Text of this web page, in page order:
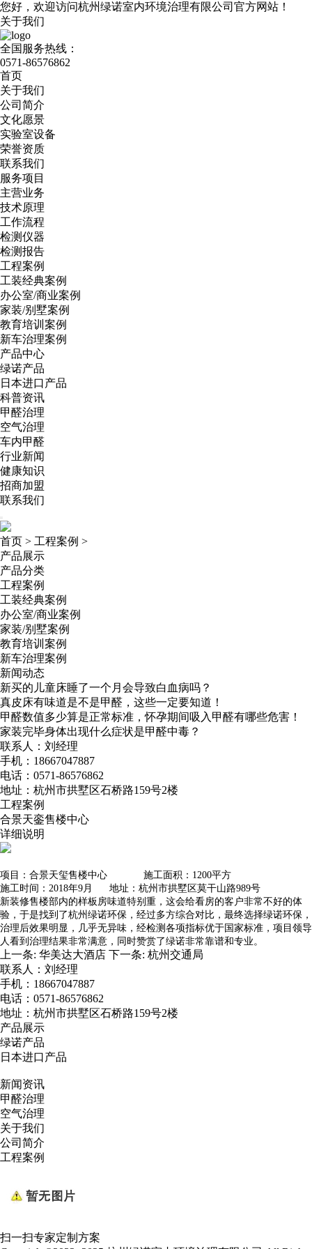
您好，欢迎访问杭州绿诺室内环境治理有限公司官方网站！
关于我们
全国服务热线：
0571-86576862
首页
关于我们
公司简介
文化愿景
实验室设备
荣誉资质
联系我们
服务项目
主营业务
技术原理
工作流程
检测仪器
检测报告
工程案例
工装经典案例
办公室/商业案例
家装/别墅案例
教育培训案例
新车治理案例
产品中心
绿诺产品
日本进口产品
科普资讯
甲醛治理
空气治理
车内甲醛
行业新闻
健康知识
招商加盟
联系我们
首页 > 工程案例 >
产品展示
产品分类
工程案例
工装经典案例
办公室/商业案例
家装/别墅案例
教育培训案例
新车治理案例
新闻动态
新买的儿童床睡了一个月会导致白血病吗？
真皮床有味道是不是甲醛，这些一定要知道！
甲醛数值多少算是正常标准，怀孕期间吸入甲醛有哪些危害！
家装完毕身体出现什么症状是甲醛中毒？
联系人：刘经理
手机：18667047887
电话：0571-86576862
地址：杭州市拱墅区石桥路159号2楼
工程案例
合景天銮售楼中心
详细说明
项目：合景天玺售楼中心 施工面积： 1200平方
施工时间：2018年9月 地址：杭州市拱墅区莫干山路989号
新装修售楼部内的样板房味道特别重，这会给看房的客户非常不好的体
验，于是找到了杭州绿诺环保，经过多方综合对比，最终选择绿诺环保，
治理后效果明显，几乎无异味，经检测各项指标优于国家标准， 项目领导
人看到治理结果非常满意，同时赞赏了绿诺非常靠谱和专业。
上一条: 华美达大酒店 下一条: 杭州交通局
联系人：刘经理
手机：18667047887
电话：0571-86576862
地址：杭州市拱墅区石桥路159号2楼
产品展示
绿诺产品
日本进口产品
新闻资讯
甲醛治理
空气治理
关于我们
公司简介
工程案例
扫一扫专家定制方案